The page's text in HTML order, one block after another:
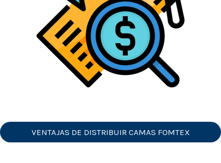
VENTAJAS DE DISTRIBUIR CAMAS FOMTEX